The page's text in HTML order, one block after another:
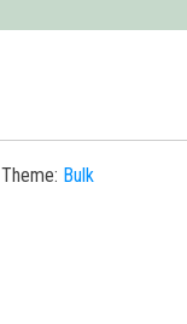
Theme: Bulk